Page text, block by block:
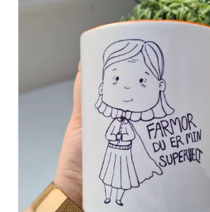
Shop efter produkt
Shop efter tema
Lilledusen
Originale værker